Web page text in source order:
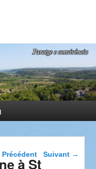
Paratge e Convivència
Navigation dans les
Précédent Suivant →
à St